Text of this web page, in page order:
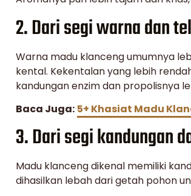
2. Dari segi warna dan
Warna madu klanceng umumnya
kental. Kekentalan yang lebih
kandungan enzim dan propolisnya
Baca Juga: 5+ Khasiat Madu
3. Dari segi kandungan
Madu klanceng dikenal memiliki
dihasilkan lebah dari getah pohon